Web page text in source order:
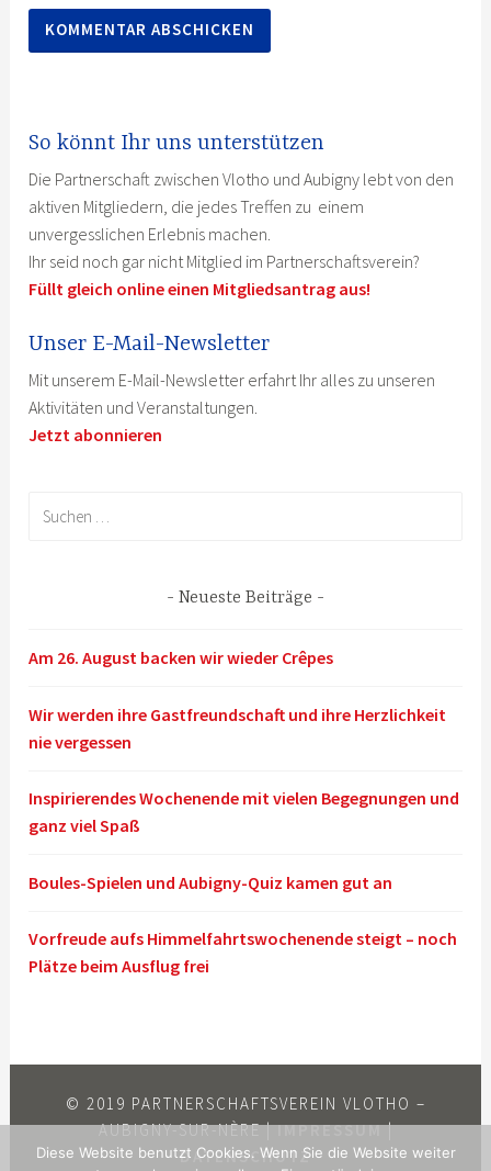
So könnt Ihr uns unterstützen
Die Partnerschaft zwischen Vlotho und Aubigny lebt von den
aktiven Mitgliedern, die jedes Treffen zu einem
unvergesslichen Erlebnis machen.
Ihr seid noch gar nicht Mitglied im Partnerschaftsverein?
Füllt gleich online einen Mitgliedsantrag aus!
Unser E-Mail-Newsletter
Mit unserem E-Mail-Newsletter erfahrt Ihr alles zu unseren
Aktivitäten und Veranstaltungen.
Jetzt abonnieren
Neueste Beiträge
Am 26. August backen wir wieder Crêpes
Wir werden ihre Gastfreundschaft und ihre Herzlichkeit
nie vergessen
Inspirierendes Wochenende mit vielen Begegnungen und
ganz viel Spaß
Boules-Spielen und Aubigny-Quiz kamen gut an
Vorfreude aufs Himmelfahrtswochenende steigt – noch
Plätze beim Ausflug frei
© 2019 PARTNERSCHAFTSVEREIN VLOTHO –
AUBIGNY-SUR-NÈRE |IMPRESSUM|
DATENSCHUTZ
Diese Website benutzt Cookies. Wenn Sie die Website weiter